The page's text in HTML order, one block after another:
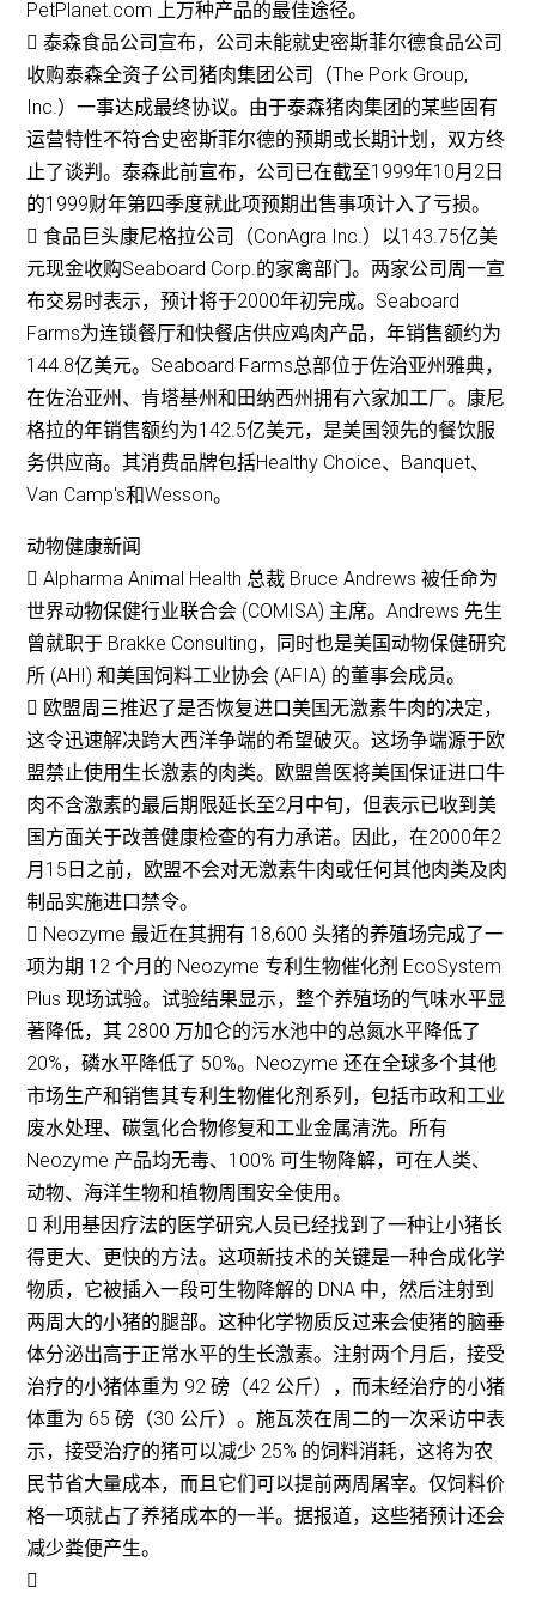
PetPlanet.com 上万种产品的最佳途径。
 泰森食品公司宣布，公司未能就史密斯菲尔德食品公司
收购泰森全资子公司猪肉集团公司（The Pork Group,
Inc.）一事达成最终协议。由于泰森猪肉集团的某些固有
运营特性不符合史密斯菲尔德的预期或长期计划，双方终
止了谈判。泰森此前宣布，公司已在截至1999年10月2日
的1999财年第四季度就此项预期出售事项计入了亏损。
 食品巨头康尼格拉公司（ConAgra Inc.）以143.75亿美
元现金收购Seaboard Corp.的家禽部门。两家公司周一宣
布交易时表示，预计将于2000年初完成。Seaboard
Farms为连锁餐厅和快餐店供应鸡肉产品，年销售额约为
144.8亿美元。Seaboard Farms总部位于佐治亚州雅典，
在佐治亚州、肯塔基州和田纳西州拥有六家加工厂。康尼
格拉的年销售额约为142.5亿美元，是美国领先的餐饮服
务供应商。其消费品牌包括Healthy Choice、Banquet、
Van Camp's和Wesson。
动物健康新闻
 Alpharma Animal Health 总裁 Bruce Andrews 被任命为
世界动物保健行业联合会 (COMISA) 主席。Andrews 先生
曾就职于 Brakke Consulting，同时也是美国动物保健研究
所 (AHI) 和美国饲料工业协会 (AFIA) 的董事会成员。
 欧盟周三推迟了是否恢复进口美国无激素牛肉的决定，
这令迅速解决跨大西洋争端的希望破灭。这场争端源于欧
盟禁止使用生长激素的肉类。欧盟兽医将美国保证进口牛
肉不含激素的最后期限延长至2月中旬，但表示已收到美
国方面关于改善健康检查的有力承诺。因此，在2000年2
月15日之前，欧盟不会对无激素牛肉或任何其他肉类及肉
制品实施进口禁令。
 Neozyme 最近在其拥有 18,600 头猪的养殖场完成了一
项为期 12 个月的 Neozyme 专利生物催化剂 EcoSystem
Plus 现场试验。试验结果显示，整个养殖场的气味水平显
著降低，其 2800 万加仑的污水池中的总氮水平降低了
20%，磷水平降低了 50%。Neozyme 还在全球多个其他
市场生产和销售其专利生物催化剂系列，包括市政和工业
废水处理、碳氢化合物修复和工业金属清洗。所有
Neozyme 产品均无毒、100% 可生物降解，可在人类、
动物、海洋生物和植物周围安全使用。
 利用基因疗法的医学研究人员已经找到了一种让小猪长
得更大、更快的方法。这项新技术的关键是一种合成化学
物质，它被插入一段可生物降解的 DNA 中，然后注射到
两周大的小猪的腿部。这种化学物质反过来会使猪的脑垂
体分泌出高于正常水平的生长激素。注射两个月后，接受
治疗的小猪体重为 92 磅（42 公斤），而未经治疗的小猪
体重为 65 磅（30 公斤）。施瓦茨在周二的一次采访中表
示，接受治疗的猪可以减少 25% 的饲料消耗，这将为农
民节省大量成本，而且它们可以提前两周屠宰。仅饲料价
格一项就占了养猪成本的一半。据报道，这些猪预计还会
减少粪便产生。
